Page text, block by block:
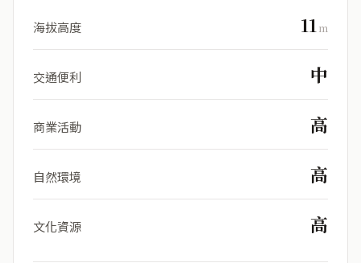
海拔高度 11m
交通便利 中
商業活動 高
自然環境 高
文化資源 高